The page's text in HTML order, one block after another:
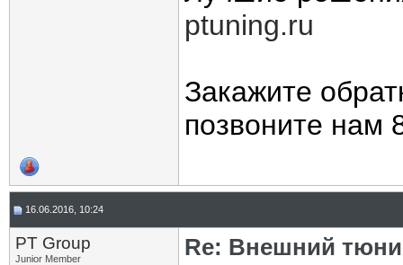
ptuning.ru
Закажите
позвоните нам
16.06.2016, 10:24
PT Group
Junior Member Re: Внешний